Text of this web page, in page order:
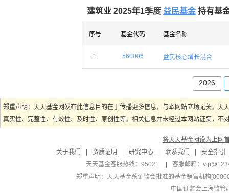
建筑业 2025年1季度 益民基金 持有基
序号 基金代码 基金名称
1 560006 益民核心增长混合
2026
郑重声明：天天基金网发布此信息目的在于传播更多信息，与本网站立场无关。
真实性、完整性、有效性、及时性、原创性等。相关信息并未经过本网站证实，
将天天基金网设为上网
关于我们
资质证明 研究中心 联系我们
安全指引
天天基金客服热线：95021
客服邮箱：
郑重声明： 天天基金系证监会批准的基金销售机构
中国证监会上海监管